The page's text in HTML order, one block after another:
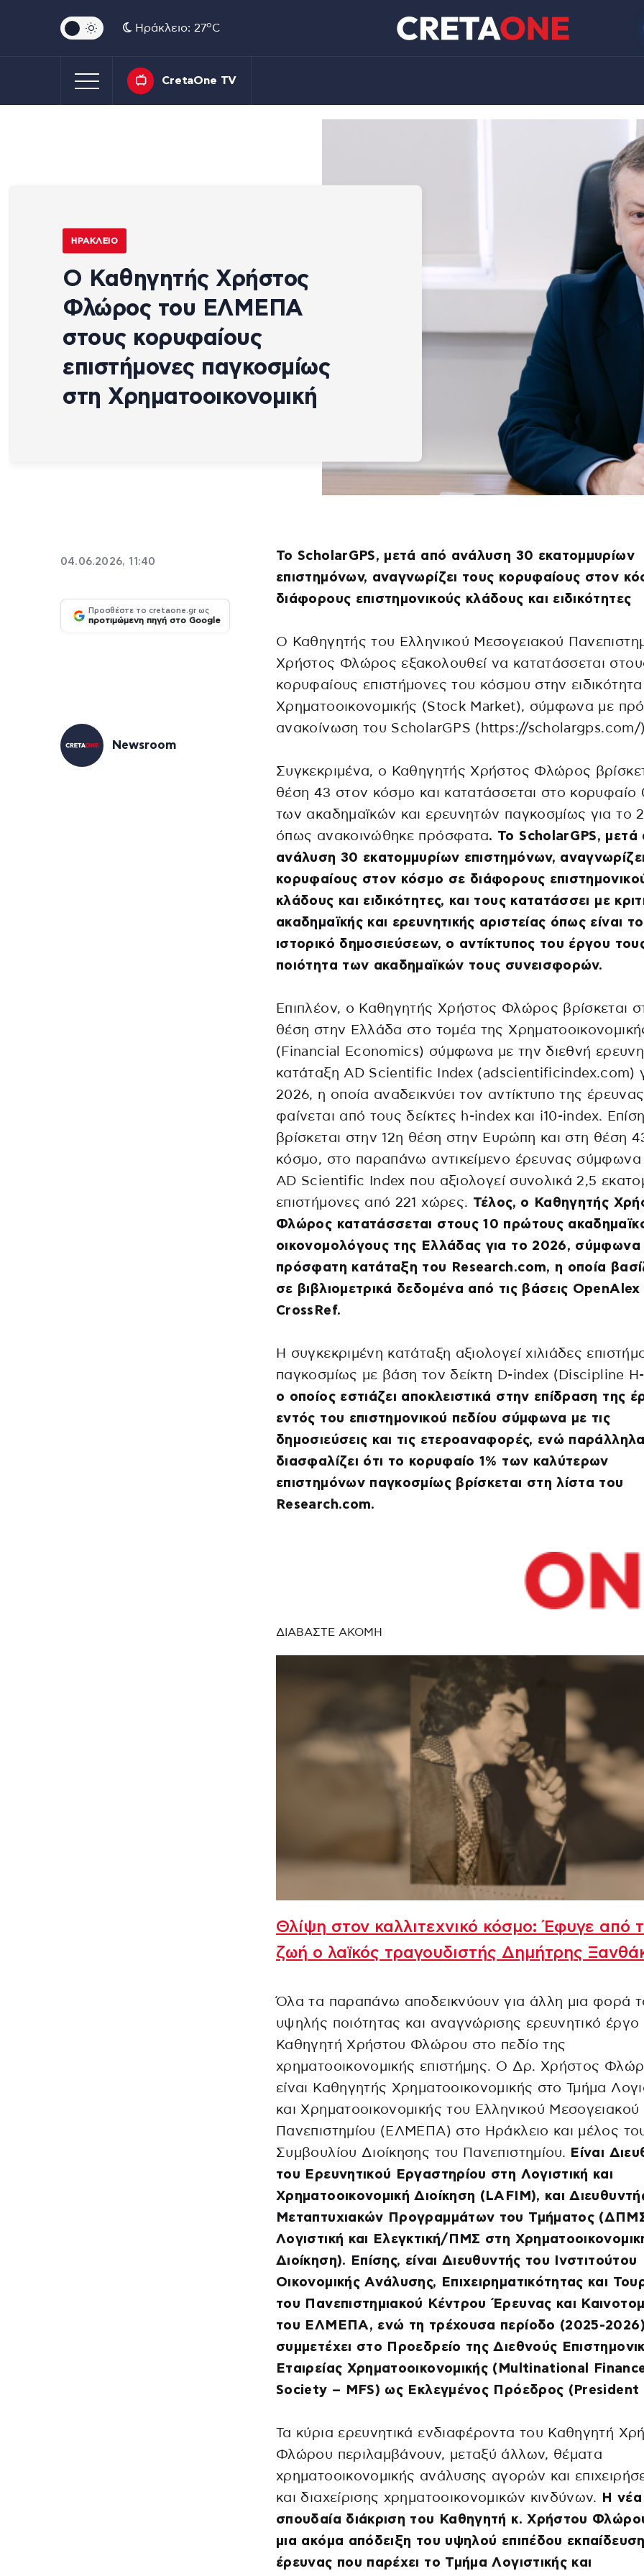
Ηράκλειο: 27oC
CretaOne TV
ΗΡΆΚΛΕΙΟ
Ο Καθηγητής Χρήστος
Φλώρος του ΕΛΜΕΠΑ
στους κορυφαίους
επιστήμονες παγκοσμίως
στη Χρηματοοικονομική
04.06.2026, 11:40
Προσθέστε το cretaone.gr ως
προτιμώμενη πηγή στο Google
Newsroom
Το ScholarGPS, μετά από ανάλυση 30 εκατομμυρίων
επιστημόνων, αναγνωρίζει τους κορυφαίους στον
διάφορους επιστημονικούς κλάδους και ειδικότητες
Ο Καθηγητής του Ελληνικού Μεσογειακού
Χρήστος Φλώρος εξακολουθεί να κατατάσσεται
κορυφαίους επιστήμονες του κόσμου στην
Χρηματοοικονομικής (Stock Market), σύμφωνα με
ανακοίνωση του ScholarGPS (https://scholargps.com/
Συγκεκριμένα, ο Καθηγητής Χρήστος Φλώρος
θέση 43 στον κόσμο και κατατάσσεται στο κορυφαίο
των ακαδημαϊκών και ερευνητών παγκοσμίως για το
όπως ανακοινώθηκε πρόσφατα. Το ScholarGPS, μετά
ανάλυση 30 εκατομμυρίων επιστημόνων,
κορυφαίους στον κόσμο σε διάφορους
κλάδους και ειδικότητες, και τους κατατάσσει με
ακαδημαϊκής και ερευνητικής αριστείας όπως είναι το
ιστορικό δημοσιεύσεων, ο αντίκτυπος του έργου
ποιότητα των ακαδημαϊκών τους συνεισφορών.
Επιπλέον, ο Καθηγητής Χρήστος Φλώρος βρίσκεται
θέση στην Ελλάδα στο τομέα της
(Financial Economics) σύμφωνα με την διεθνή
κατάταξη AD Scientific Index (adscientificindex.com)
2026, η οποία αναδεικνύει τον αντίκτυπο της
φαίνεται από τους δείκτες h-index και i10-index.
βρίσκεται στην 12η θέση στην Ευρώπη και στη θέση
κόσμο, στο παραπάνω αντικείμενο έρευνας σύμφωνα
AD Scientific Index που αξιολογεί συνολικά 2,5
επιστήμονες από 221 χώρες. Τέλος, ο Καθηγητής
Φλώρος κατατάσσεται στους 10 πρώτους
οικονομολόγους της Ελλάδας για το 2026, σύμφωνα
πρόσφατη κατάταξη του Research.com, η οποία
σε βιβλιομετρικά δεδομένα από τις βάσεις OpenAlex
CrossRef.
Η συγκεκριμένη κατάταξη αξιολογεί χιλιάδες
παγκοσμίως με βάση τον δείκτη D-index (Discipline
ο οποίος εστιάζει αποκλειστικά στην επίδραση της
εντός του επιστημονικού πεδίου σύμφωνα με τις
δημοσιεύσεις και τις ετεροαναφορές, ενώ
διασφαλίζει ότι το κορυφαίο 1% των καλύτερων
επιστημόνων παγκοσμίως βρίσκεται στη λίστα του
Research.com.
ΔΙΑΒΑΣΤΕ ΑΚΟΜΗ
Θλίψη στον καλλιτεχνικό κόσμο: Έφυγε από
ζωή ο λαϊκός τραγουδιστής Δημήτρης
Όλα τα παραπάνω αποδεικνύουν για άλλη μια φορά
υψηλής ποιότητας και αναγνώρισης ερευνητικό έργο
Καθηγητή Χρήστου Φλώρου στο πεδίο της
χρηματοοικονομικής επιστήμης. O Δρ. Χρήστος
είναι Καθηγητής Χρηματοοικονομικής στο Τμήμα
και Χρηματοοικονομικής του Ελληνικού Μεσογειακού
Πανεπιστημίου (ΕΛΜΕΠΑ) στο Ηράκλειο και μέλος
Συμβουλίου Διοίκησης του Πανεπιστημίου. Είναι
του Ερευνητικού Εργαστηρίου στη Λογιστική και
Χρηματοοικονομική Διοίκηση (LAFIM), και
Μεταπτυχιακών Προγραμμάτων του Τμήματος
Λογιστική και Ελεγκτική/ΠΜΣ στη
Διοίκηση). Επίσης, είναι Διευθυντής του Ινστιτούτου
Οικονομικής Ανάλυσης, Επιχειρηματικότητας και
του Πανεπιστημιακού Κέντρου Έρευνας και
του ΕΛΜΕΠΑ, ενώ τη τρέχουσα περίοδο (2025-
συμμετέχει στο Προεδρείο της Διεθνούς
Εταιρείας Χρηματοοικονομικής (Multinational
Society – MFS) ως Εκλεγμένος Πρόεδρος (President
Τα κύρια ερευνητικά ενδιαφέροντα του Καθηγητή
Φλώρου περιλαμβάνουν, μεταξύ άλλων, θέματα
χρηματοοικονομικής ανάλυσης αγορών και
και διαχείρισης χρηματοοικονομικών κινδύνων. Η νέα
σπουδαία διάκριση του Καθηγητή κ. Χρήστου
μια ακόμα απόδειξη του υψηλού επιπέδου
έρευνας που παρέχει το Τμήμα Λογιστικής και